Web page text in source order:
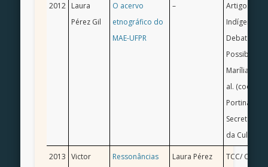
2012 Laura
Pérez Gil
O acervo
etnográfico do
MAE-UFPR
–
Artigo. Em
Indígenas e
Debates e
Marília
al. (coord.)
Portinari/
Secretaria
da Cultura
2013
Victor
Ressonâncias
Laura Pérez
TCC/